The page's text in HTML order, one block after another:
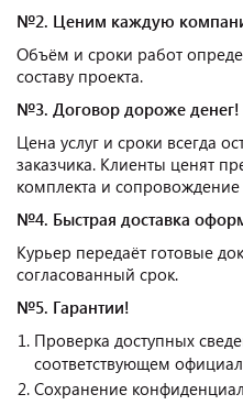
№2. Ценим каждую
Объём и сроки работ
составу проекта.
№3. Договор дороже денег!
Цена услуг и сроки всегда
заказчика. Клиенты ценят
комплекта и сопровождение
№4. Быстрая доставка
Курьер передаёт готовые
согласованный срок.
№5. Гарантии!
Проверка доступных
соответствующем
Сохранение